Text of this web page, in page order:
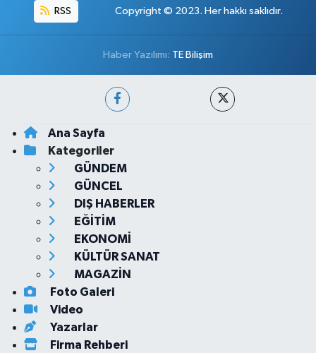
RSS Copyright © 2023. Her hakkı saklıdır.
Haber Yazılımı: TE Bilişim
Ana Sayfa
Kategoriler
GÜNDEM
GÜNCEL
DIŞ HABERLER
EĞİTİM
EKONOMİ
KÜLTÜR SANAT
MAGAZİN
Foto Galeri
Video
Yazarlar
Firma Rehberi